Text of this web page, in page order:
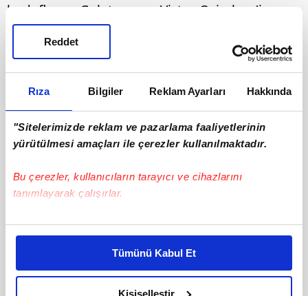
Rıza Bilgiler Reklam Ayarları Hakkında
"Sitelerimizde reklam ve pazarlama faaliyetlerinin
yürütülmesi amaçları ile çerezler kullanılmaktadır.
Bu çerezler, kullanıcıların tarayıcı ve cihazlarını
tanımlayarak çalışırlar.
Bu çerezlere izin vermeniz halinde sizlere özel
daha iyi reklam deneyimi yaşatabiliriz. Bunu yaparken
amacımızın size daha iyi bir reklam deneyimi sunmak
olduğunu ve sizlere en iyi içerikleri sunabilmek adına
Tümünü Kabul Et
Kişiselleştir
Reddet
hedefleyen Galatasaray, Victor Osimhen'in
arkasına yeni bir golcü almak için